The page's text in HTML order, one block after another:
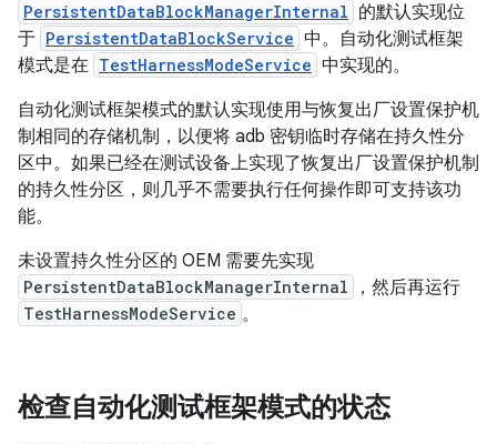
PersistentDataBlockManagerInternal 的默认实现位
于 PersistentDataBlockService 中。自动化测试框架
模式是在 TestHarnessModeService 中实现的。
自动化测试框架模式的默认实现使用与恢复出厂设置保护机
制相同的存储机制，以便将 adb 密钥临时存储在持久性分
区中。如果已经在测试设备上实现了恢复出厂设置保护机制
的持久性分区，则几乎不需要执行任何操作即可支持该功
能。
未设置持久性分区的 OEM 需要先实现
PersistentDataBlockManagerInternal ，然后再运行
TestHarnessModeService 。
检查自动化测试框架模式的状态